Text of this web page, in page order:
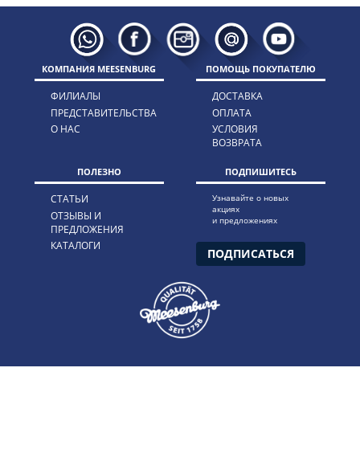
КОМПАНИЯ MEESENBURG
ФИЛИАЛЫ
ПРЕДСТАВИТЕЛЬСТВА
О НАС
ПОМОЩЬ ПОКУПАТЕЛЮ
ДОСТАВКА
ОПЛАТА
УСЛОВИЯ
ВОЗВРАТА
ПОЛЕЗНО
СТАТЬИ
ОТЗЫВЫ И
ПРЕДЛОЖЕНИЯ
КАТАЛОГИ
ПОДПИШИТЕСЬ
Узнавайте о новых
акциях
и предложениях
ПОДПИСАТЬСЯ